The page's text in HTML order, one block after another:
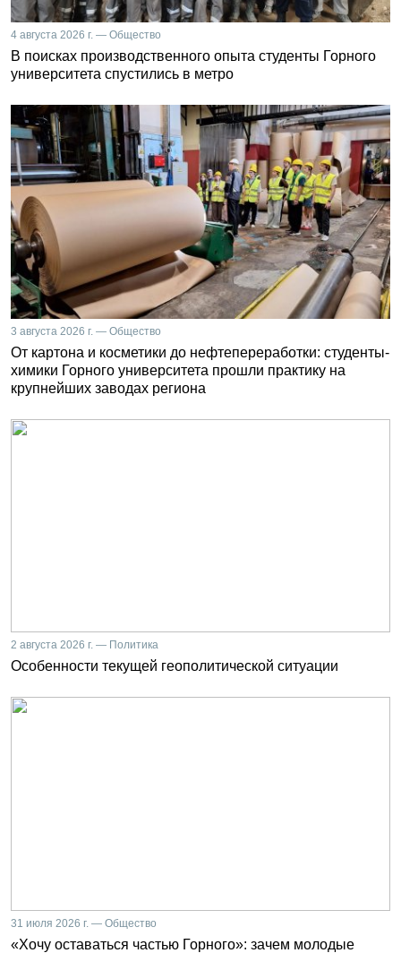
4 августа 2026 г. — Общество
В поисках производственного опыта студенты Горного
университета спустились в метро
3 августа 2026 г. — Общество
От картона и косметики до нефтепереработки: студенты-
химики Горного университета прошли практику на
крупнейших заводах региона
2 августа 2026 г. — Политика
Особенности текущей геополитической ситуации
31 июля 2026 г. — Общество
«Хочу оставаться частью Горного»: зачем молодые